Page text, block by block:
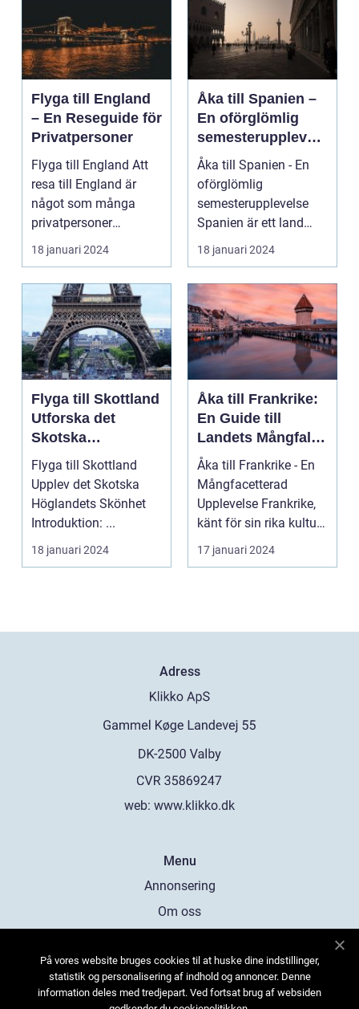
Flyga till England
– En Reseguide för
Privatpersoner
Flyga till England Att
resa till England är
något som många
privatpersoner
drömmer om. Landet
har e...
18 januari 2024
Åka till Spanien –
En oförglömlig
semesterupplevels
e
Åka till Spanien - En
oförglömlig
semesterupplevelse
Spanien är ett land
som lockar miljontals
männ...
18 januari 2024
Flyga till Skottland
Utforska det
Skotska
Höglandets
Skönhet
Flyga till Skottland
Upplev det Skotska
Höglandets Skönhet
Introduktion: ...
18 januari 2024
Åka till Frankrike:
En Guide till
Landets Mångfald
och Attraktioner
Åka till Frankrike - En
Mångfacetterad
Upplevelse Frankrike,
känt för sin rika kultur,
historiska a...
17 januari 2024
Adress
web: www.klikko.dk
Menu
Annonsering
Om oss
Kontakta oss
Sitemap
På vores website bruges cookies til at huske dine indstillinger,
statistik og personalisering af indhold og annoncer. Denne
information deles med tredjepart. Ved fortsat brug af websiden